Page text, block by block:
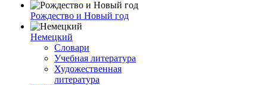
Рождество и Новый год
Немецкий
Словари
Учебная литература
Художественная
литература